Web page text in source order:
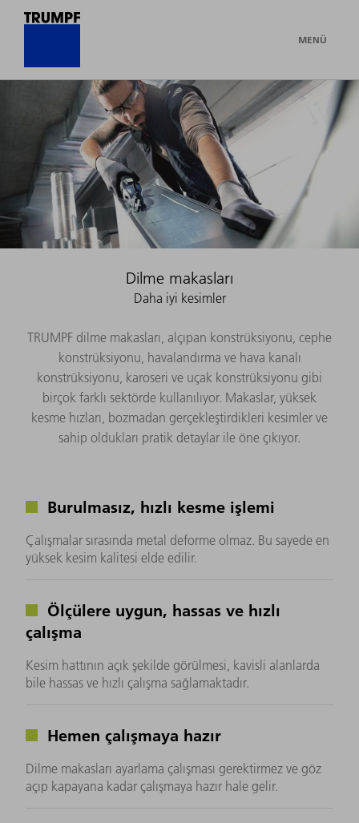
MENÜ
Dilme makasları
Daha iyi kesimler
TRUMPF dilme makasları, alçıpan konstrüksiyonu, cephe
konstrüksiyonu, havalandırma ve hava kanalı
konstrüksiyonu, karoseri ve uçak konstrüksiyonu gibi
birçok farklı sektörde kullanılıyor. Makaslar, yüksek
kesme hızları, bozmadan gerçekleştirdikleri kesimler ve
sahip oldukları pratik detaylar ile öne çıkıyor.
Burulmasız, hızlı kesme işlemi
Çalışmalar sırasında metal deforme olmaz. Bu sayede en
yüksek kesim kalitesi elde edilir.
Ölçülere uygun, hassas ve hızlı
çalışma
Kesim hattının açık şekilde görülmesi, kavisli alanlarda
bile hassas ve hızlı çalışma sağlamaktadır.
Hemen çalışmaya hazır
Dilme makasları ayarlama çalışması gerektirmez ve göz
açıp kapayana kadar çalışmaya hazır hale gelir.